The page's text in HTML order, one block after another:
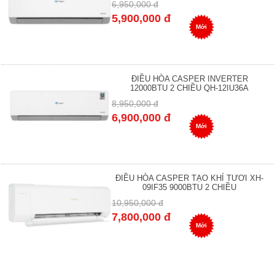
6,950,000 đ
5,900,000 đ
Mới
ĐIỀU HÒA CASPER INVERTER
12000BTU 2 CHIỀU QH-12IU36A
8,950,000 đ
6,900,000 đ
Mới
ĐIỀU HÒA CASPER TẠO KHÍ TƯƠI XH-
09IF35 9000BTU 2 CHIỀU
10,950,000 đ
7,800,000 đ
Mới